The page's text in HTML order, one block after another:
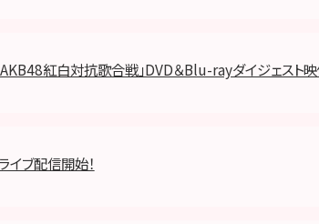
AKB48紅白対抗歌合戦」DVD＆Blu-rayダイジェスト映
イブ配信開始！